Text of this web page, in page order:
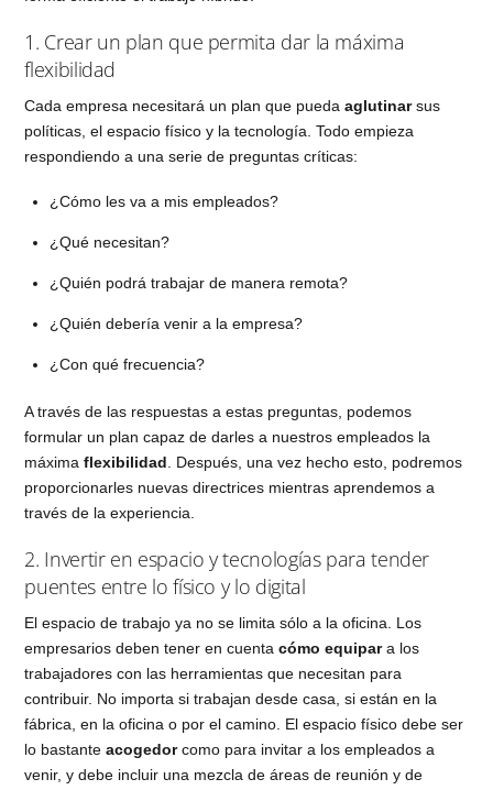
1. Crear un plan que permita dar la máxima
flexibilidad
Cada empresa necesitará un plan que puedaaglutinarsus
políticas, el espacio físico y la tecnología. Todo empieza
respondiendo a una serie de preguntas críticas:
¿Cómo les va a mis empleados?
¿Qué necesitan?
¿Quién podrá trabajar de manera remota?
¿Quién debería venir a la empresa?
¿Con qué frecuencia?
A través de las respuestas a estas preguntas, podemos
formular un plan capaz de darles a nuestros empleados la
máximaflexibilidad . Después, una vez hecho esto, podremos
proporcionarles nuevas directrices mientras aprendemos a
través de la experiencia.
2. Invertir en espacio y tecnologías para tender
puentes entre lo físico y lo digital
El espacio de trabajo ya no se limita sólo a la oficina. Los
empresarios deben tener en cuentacómo equipara los
trabajadores con las herramientas que necesitan para
contribuir. No importa si trabajan desde casa, si están en la
fábrica, en la oficina o por el camino. El espacio físico debe ser
lo bastanteacogedorcomo para invitar a los empleados a
venir, y debe incluir una mezcla de áreas de reunión y de